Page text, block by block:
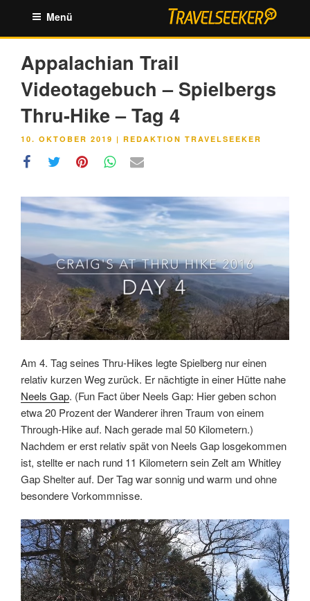
springen
Menü
Appalachian Trail
Videotagebuch – Spielbergs
Thru-Hike – Tag 4
VERÖFFENTLICHT
10. OKTOBER 2019 | REDAKTION TRAVELSEEKER
Am 4. Tag seines Thru-Hikes legte Spielberg nur einen
relativ kurzen Weg zurück. Er nächtigte in einer Hütte nahe
Neels Gap. (Fun Fact über Neels Gap: Hier geben schon
etwa 20 Prozent der Wanderer ihren Traum von einem
Through-Hike auf. Nach gerade mal 50 Kilometern.)
Nachdem er erst relativ spät von Neels Gap losgekommen
ist, stellte er nach rund 11 Kilometern sein Zelt am Whitley
Gap Shelter auf. Der Tag war sonnig und warm und ohne
besondere Vorkommnisse.
Link Embed